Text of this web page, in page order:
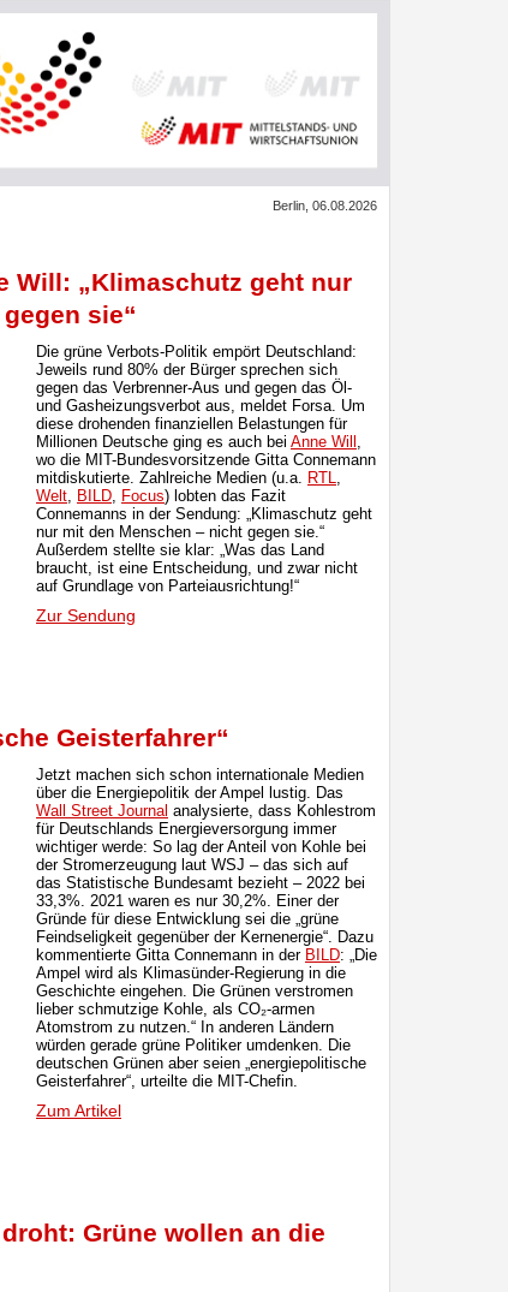
Berlin, 06.08.2026
Will: „Klimaschutz geht nur
sie“
Die grüne Verbots-Politik empört Deutschland:
Jeweils rund 80% der Bürger sprechen sich
gegen das Verbrenner-Aus und gegen das Öl-
und Gasheizungsverbot aus, meldet Forsa. Um
diese drohenden finanziellen Belastungen für
Millionen Deutsche ging es auch bei Anne Will ,
wo die MIT-Bundesvorsitzende Gitta Connemann
mitdiskutierte. Zahlreiche Medien (u.a. RTL,
Welt, BILD, Focus) lobten das Fazit
Connemanns in der Sendung: „Klimaschutz geht
nur mit den Menschen – nicht gegen sie.“
Außerdem stellte sie klar: „Was das Land
braucht, ist eine Entscheidung, und zwar nicht
auf Grundlage von Parteiausrichtung!“
Zur Sendung
Geisterfahrer“
Jetzt machen sich schon internationale Medien
über die Energiepolitik der Ampel lustig. Das
Wall Street Journal analysierte, dass Kohlestrom
für Deutschlands Energieversorgung immer
wichtiger werde: So lag der Anteil von Kohle bei
der Stromerzeugung laut WSJ – das sich auf
das Statistische Bundesamt bezieht – 2022 bei
33,3%. 2021 waren es nur 30,2%. Einer der
Gründe für diese Entwicklung sei die „grüne
Feindseligkeit gegenüber der Kernenergie“. Dazu
kommentierte Gitta Connemann in der BILD: „Die
Ampel wird als Klimasünder-Regierung in die
Geschichte eingehen. Die Grünen verstromen
lieber schmutzige Kohle, als CO₂-armen
Atomstrom zu nutzen.“ In anderen Ländern
würden gerade grüne Politiker umdenken. Die
deutschen Grünen aber seien „energiepolitische
Geisterfahrer“, urteilte die MIT-Chefin.
Zum Artikel
Grüne wollen an die